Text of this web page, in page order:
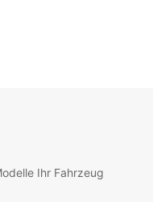
Ihr Fahrzeug